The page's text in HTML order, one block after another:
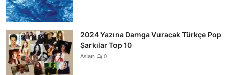
2024 Yazına Damga Vuracak Türkçe Pop
Şarkılar Top 10
Aslan 0